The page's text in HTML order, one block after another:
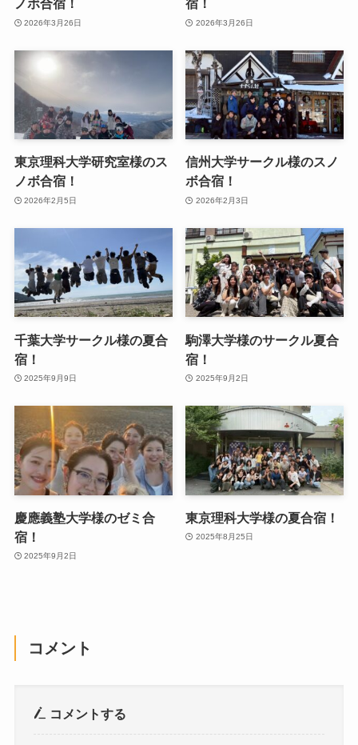
ノボ合宿！
2026年3月26日
宿！
2026年3月26日
東京理科大学研究室様のス
ノボ合宿！
2026年2月5日
信州大学サークル様のスノ
ボ合宿！
2026年2月3日
千葉大学サークル様の夏合
宿！
2025年9月9日
駒澤大学様のサークル夏合
宿！
2025年9月2日
慶應義塾大学様のゼミ合
宿！
2025年9月2日
東京理科大学様の夏合宿！
2025年8月25日
コメント
コメントする